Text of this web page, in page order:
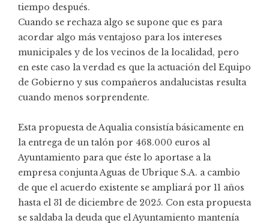
tiempo después.
Cuando se rechaza algo se supone que es para
acordar algo más ventajoso para los intereses
municipales y de los vecinos de la localidad, pero
en este caso la verdad es que la actuación del Equipo
de Gobierno y sus compañeros andalucistas resulta
cuando menos sorprendente.
Esta propuesta de Aqualia consistía básicamente en
la entrega de un talón por 468.000 euros al
Ayuntamiento para que éste lo aportase a la
empresa conjunta Aguas de Ubrique S.A. a cambio
de que el acuerdo existente se ampliará por 11 años
hasta el 31 de diciembre de 2025. Con esta propuesta
se saldaba la deuda que el Ayuntamiento mantenía